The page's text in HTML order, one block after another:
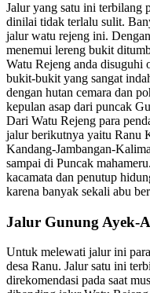
Jalur yang satu ini terbilang
dinilai tidak terlalu sulit.
jalur watu rejeng ini.
menemui lereng bukit
Watu Rejeng anda disuguhi
bukit-bukit yang sangat
dengan hutan cemara dan
kepulan asap dari puncak
Dari Watu Rejeng para
jalur berikutnya yaitu Ranu
Kandang-Jambangan-
sampai di Puncak
kacamata dan penutup
karena banyak sekali abu
Jalur Gunung Ayek-
Untuk melewati jalur ini
desa Ranu. Jalur satu ini
direkomendasi pada saat